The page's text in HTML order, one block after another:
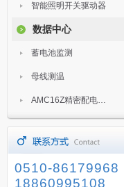
智能照明开关驱动器
数据中心
蓄电池监测
母线测温
AMC16Z精密配电监控装置
0510-86179968
18860995108